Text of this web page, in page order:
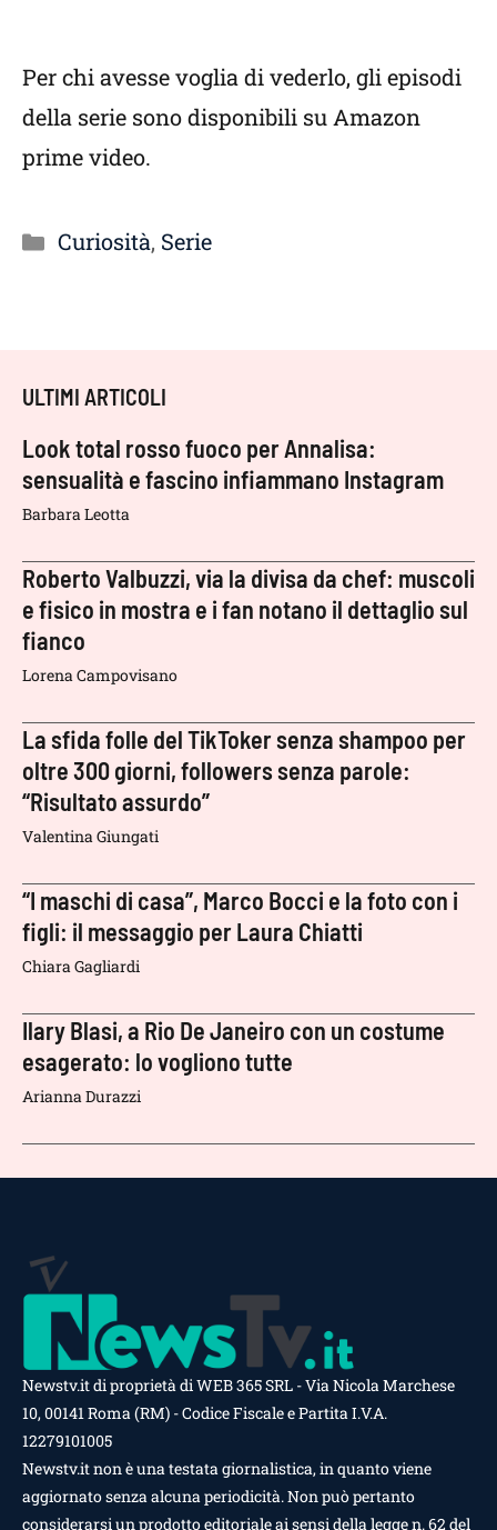
Per chi avesse voglia di vederlo, gli episodi
della serie sono disponibili su Amazon
prime video.
Categorie
Curiosità, Serie
ULTIMI ARTICOLI
Look total rosso fuoco per Annalisa:
sensualità e fascino infiammano Instagram
Barbara Leotta
Roberto Valbuzzi, via la divisa da chef: muscoli
e fisico in mostra e i fan notano il dettaglio sul
fianco
Lorena Campovisano
La sfida folle del TikToker senza shampoo per
oltre 300 giorni, followers senza parole:
“Risultato assurdo”
Valentina Giungati
“I maschi di casa”, Marco Bocci e la foto con i
figli: il messaggio per Laura Chiatti
Chiara Gagliardi
Ilary Blasi, a Rio De Janeiro con un costume
esagerato: lo vogliono tutte
Arianna Durazzi
Newstv.it di proprietà di WEB 365 SRL - Via Nicola Marchese
10, 00141 Roma (RM) - Codice Fiscale e Partita I.V.A.
12279101005
Newstv.it non è una testata giornalistica, in quanto viene
aggiornato senza alcuna periodicità. Non può pertanto
considerarsi un prodotto editoriale ai sensi della legge n. 62 del